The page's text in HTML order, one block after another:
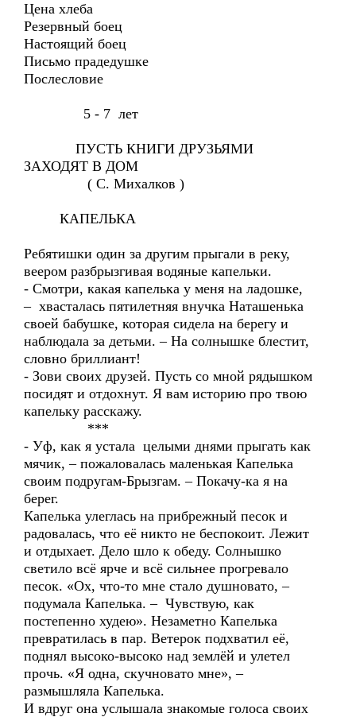
Цена хлеба
Резервный боец
Настоящий боец
Письмо прадедушке
Послесловие
5 - 7 лет
ПУСТЬ КНИГИ ДРУЗЬЯМИ
ЗАХОДЯТ В ДОМ
( С. Михалков )
КАПЕЛЬКА
Ребятишки один за другим прыгали в реку,
веером разбрызгивая водяные капельки.
- Смотри, какая капелька у меня на ладошке,
– хвасталась пятилетняя внучка Наташенька
своей бабушке, которая сидела на берегу и
наблюдала за детьми. – На солнышке блестит,
словно бриллиант!
- Зови своих друзей. Пусть со мной рядышком
посидят и отдохнут. Я вам историю про твою
капельку расскажу.
***
- Уф, как я устала целыми днями прыгать как
мячик, – пожаловалась маленькая Капелька
своим подругам-Брызгам. – Покачу-ка я на
берег.
Капелька улеглась на прибрежный песок и
радовалась, что её никто не беспокоит. Лежит
и отдыхает. Дело шло к обеду. Солнышко
светило всё ярче и всё сильнее прогревало
песок. «Ох, что-то мне стало душновато, –
подумала Капелька. – Чувствую, как
постепенно худею». Незаметно Капелька
превратилась в пар. Ветерок подхватил её,
поднял высоко-высоко над землёй и улетел
прочь. «Я одна, скучновато мне», –
размышляла Капелька.
И вдруг она услышала знакомые голоса своих